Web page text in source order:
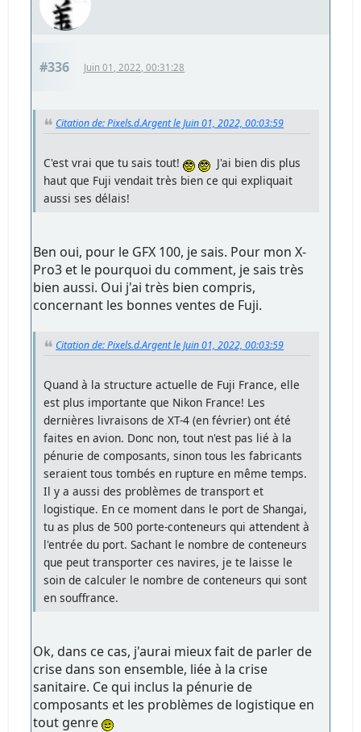
#336 Juin 01, 2022, 00:31:28
Citation de: Pixels.d.Argent le Juin 01, 2022, 00:03:59
C'est vrai que tu sais tout!
J'ai bien dis plus
haut que Fuji vendait très bien ce qui expliquait
aussi ses délais!
Ben oui, pour le GFX 100, je sais. Pour mon X-
Pro3 et le pourquoi du comment, je sais très
bien aussi. Oui j'ai très bien compris,
concernant les bonnes ventes de Fuji.
Citation de: Pixels.d.Argent le Juin 01, 2022, 00:03:59
Quand à la structure actuelle de Fuji France, elle
est plus importante que Nikon France! Les
dernières livraisons de XT-4 (en février) ont été
faites en avion. Donc non, tout n'est pas lié à la
pénurie de composants, sinon tous les fabricants
seraient tous tombés en rupture en même temps.
Il y a aussi des problèmes de transport et
logistique. En ce moment dans le port de Shangai,
tu as plus de 500 porte-conteneurs qui attendent à
l'entrée du port. Sachant le nombre de conteneurs
que peut transporter ces navires, je te laisse le
soin de calculer le nombre de conteneurs qui sont
en souffrance.
Ok, dans ce cas, j'aurai mieux fait de parler de
crise dans son ensemble, liée à la crise
sanitaire. Ce qui inclus la pénurie de
composants et les problèmes de logistique en
tout genre